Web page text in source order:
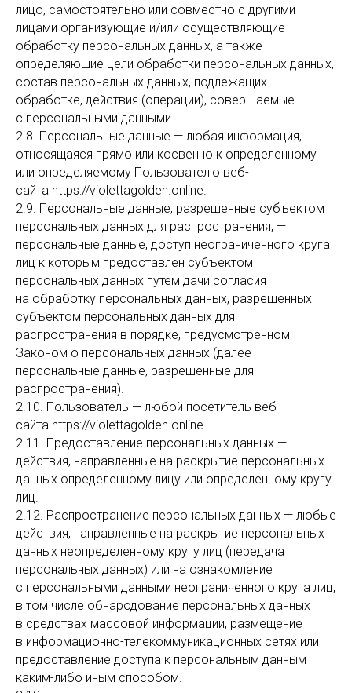
лицо, самостоятельно или совместно с другими
лицами организующие и/или осуществляющие
обработку персональных данных, а также
определяющие цели обработки персональных данных,
состав персональных данных, подлежащих
обработке, действия (операции), совершаемые
с персональными данными.
2.8. Персональные данные — любая информация,
относящаяся прямо или косвенно к определенному
или определяемому Пользователю веб-
сайта https://violettagolden.online.
2.9. Персональные данные, разрешенные субъектом
персональных данных для распространения, —
персональные данные, доступ неограниченного круга
лиц к которым предоставлен субъектом
персональных данных путем дачи согласия
на обработку персональных данных, разрешенных
субъектом персональных данных для
распространения в порядке, предусмотренном
Законом о персональных данных (далее —
персональные данные, разрешенные для
распространения).
2.10. Пользователь — любой посетитель веб-
сайта https://violettagolden.online.
2.11. Предоставление персональных данных —
действия, направленные на раскрытие персональных
данных определенному лицу или определенному кругу
лиц.
2.12. Распространение персональных данных — любые
действия, направленные на раскрытие персональных
данных неопределенному кругу лиц (передача
персональных данных) или на ознакомление
с персональными данными неограниченного круга лиц,
в том числе обнародование персональных данных
в средствах массовой информации, размещение
в информационно-телекоммуникационных сетях или
предоставление доступа к персональным данным
каким-либо иным способом.